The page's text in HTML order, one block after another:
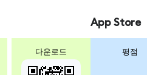
다운로드
App Store
평점